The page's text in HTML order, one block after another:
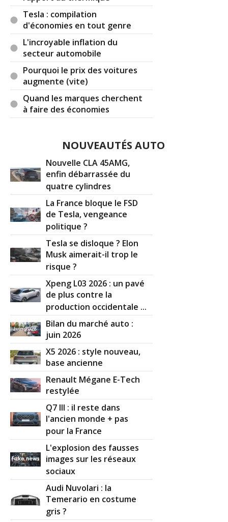
Tesla : compilation
d'économies en tout genre
L'incroyable inflation du
secteur automobile
Pourquoi le prix des voitures
augmente (vite)
Quand les marques cherchent
à faire des économies
NOUVEAUTÉS AUTO
Nouvelle CLA 45AMG,
enfin débarrassée du
quatre cylindres
La France bloque le FSD
de Tesla, vengeance
politique ?
Tesla se disloque ? Elon
Musk aimerait-il trop le
risque ?
Xpeng L03 2026 : un pavé
de plus contre la
production occidentale ...
Bilan du marché auto :
juin 2026
X5 2026 : style nouveau,
base ancienne
Renault Mégane E-Tech
restylée
Q7 III : il reste dans
l'ancien monde + pas
pour la France
L'explosion des fausses
images sur les réseaux
sociaux
Audi Nuvolari : la
Temerario en costume
gris ?